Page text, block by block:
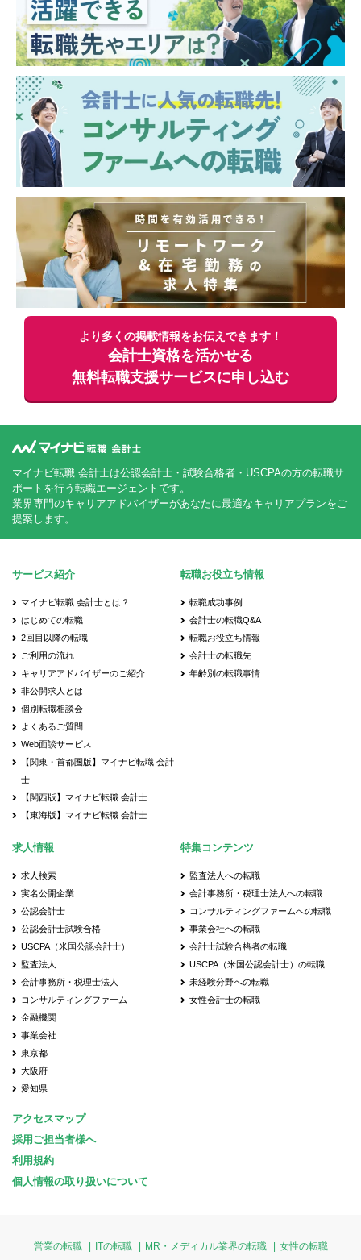
より多くの掲載情報をお伝えできます！
会計士資格を活かせる
無料転職支援サービスに申し込む
マイナビ転職 会計士は公認会計士・試験合格者・USCPAの方の転職サ
ポートを行う転職エージェントです。
業界専門のキャリアアドバイザーがあなたに最適なキャリアプランをご
提案します。
サービス紹介
マイナビ転職 会計士とは？
はじめての転職
2回目以降の転職
ご利用の流れ
キャリアアドバイザーのご紹介
非公開求人とは
個別転職相談会
よくあるご質問
Web面談サービス
【関東・首都圏版】マイナビ転職 会計
士
【関西版】マイナビ転職 会計士
【東海版】マイナビ転職 会計士
転職お役立ち情報
転職成功事例
会計士の転職Q&A
転職お役立ち情報
会計士の転職先
年齢別の転職事情
求人情報
求人検索
実名公開企業
公認会計士
公認会計士試験合格
USCPA（米国公認会計士）
監査法人
会計事務所・税理士法人
コンサルティングファーム
金融機関
事業会社
東京都
大阪府
愛知県
特集コンテンツ
監査法人への転職
会計事務所・税理士法人への転職
コンサルティングファームへの転職
事業会社への転職
会計士試験合格者の転職
USCPA（米国公認会計士）の転職
未経験分野への転職
女性会計士の転職
アクセスマップ
採用ご担当者様へ
利用規約
個人情報の取り扱いについて
営業の転職 ITの転職 MR・メディカル業界の転職
女性の転職